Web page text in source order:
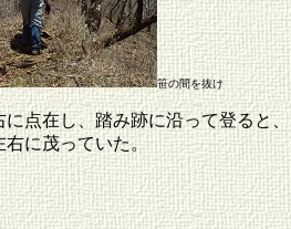
笹の間を抜け
に点在し、踏み跡に沿って登ると、
右に茂っていた。